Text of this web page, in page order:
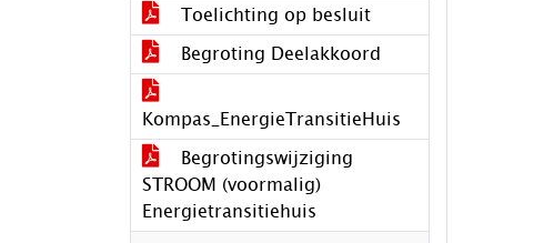
Toelichting op besluit
Begroting Deelakkoord
Kompas_EnergieTransitieHuis
Begrotingswijziging
STROOM (voormalig)
Energietransitiehuis